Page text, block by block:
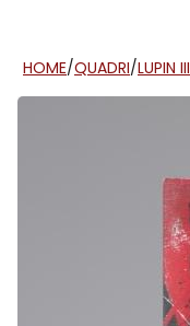
HOME/QUADRI/LUPIN III